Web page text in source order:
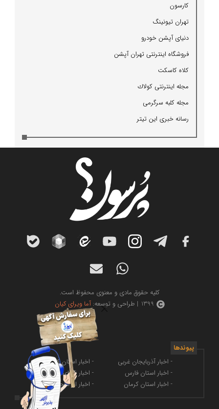
كارسون
تهران تیونینگ
دنیای آپشن خودرو
فروشگاه اینترنتی تهران آپشن
كلاه كاسكت
مجله اینترنتی كولاك
مجله كلبه سرگرمی
رسانه خبری این تیتر
کلیه حقوق مادی و معنوی محفوظ است.
1399 | طراحی و توسعه:
آما ویرای کیان
پیوندها
- اخبار آذربایجان غربی
- اخبار استان فارس
- اخبار استان کرمان
- اخبار استان کرمانشاه
- اخبار فضای مجازی
- اخبار ارز دیجیتال